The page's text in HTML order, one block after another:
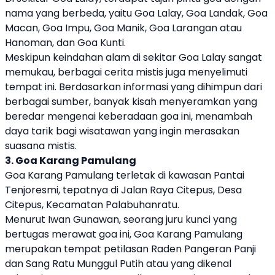
nama yang berbeda, yaitu Goa Lalay, Goa Landak, Goa
Macan, Goa Impu, Goa Manik, Goa Larangan atau
Hanoman, dan Goa Kunti.
Meskipun keindahan alam di sekitar Goa Lalay sangat
memukau, berbagai cerita mistis juga menyelimuti
tempat ini. Berdasarkan informasi yang dihimpun dari
berbagai sumber, banyak kisah menyeramkan yang
beredar mengenai keberadaan goa ini, menambah
daya tarik bagi wisatawan yang ingin merasakan
suasana mistis.
3. Goa Karang Pamulang
Goa Karang Pamulang terletak di kawasan Pantai
Tenjoresmi, tepatnya di Jalan Raya Citepus, Desa
Citepus, Kecamatan Palabuhanratu.
Menurut Iwan Gunawan, seorang juru kunci yang
bertugas merawat goa ini, Goa Karang Pamulang
merupakan tempat petilasan Raden Pangeran Panji
dan Sang Ratu Munggul Putih atau yang dikenal